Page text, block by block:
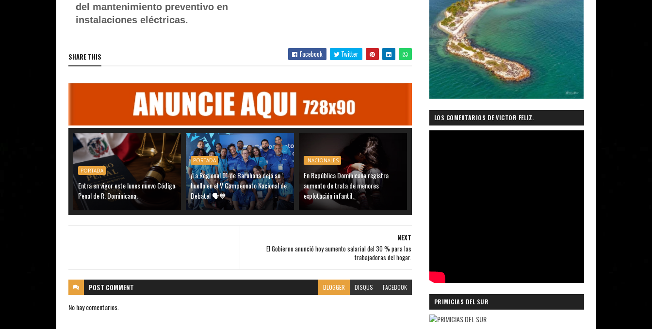
del mantenimiento preventivo en
instalaciones eléctricas.
SHARE THIS Facebook Twitter
PORTADA
Entra en vigor este lunes nuevo Código
Penal de R. Dominicana.
PORTADA
¡La Regional 01 de Barahona dejó su
huella en el V Campeonato Nacional de
Debate! 🗣️💙
.NACIONALES
En República Dominicana registra
aumento de trata de menores
explotación infantil.
NEXT
El Gobierno anunció hoy aumento salarial del 30 % para las
trabajadoras del hogar.
POST COMMENT BLOGGER DISQUS FACEBOOK
No hay comentarios.
LOS COMENTARIOS DE VICTOR FELIZ.
PRIMICIAS DEL SUR